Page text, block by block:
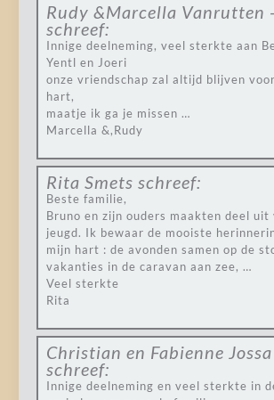
Rudy &Marcella Vanrutten
schreef:
Innige deelneming, veel sterkte aan
Yentl en Joeri
onze vriendschap zal altijd blijven
hart,
maatje ik ga je missen …
Marcella &,Rudy
Rita Smets schreef:
Beste familie,
Bruno en zijn ouders maakten deel uit
jeugd. Ik bewaar de mooiste
mijn hart : de avonden samen op de
vakanties in de caravan aan zee, …
Veel sterkte
Rita
Christian en Fabienne
schreef:
Innige deelneming en veel sterkte in